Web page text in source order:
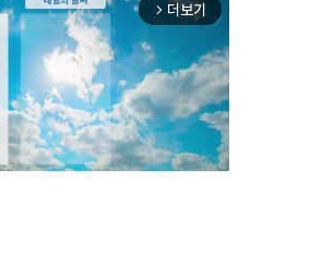
arrow_forward_ios 더보기